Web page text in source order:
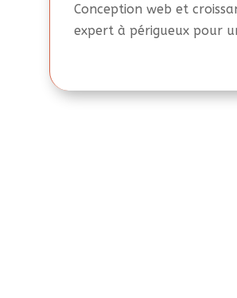
Conception web et
expert à périgueux pour